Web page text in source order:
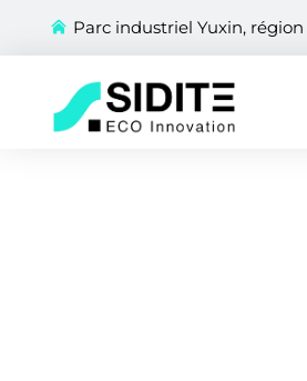
Parc industriel Yuxin,